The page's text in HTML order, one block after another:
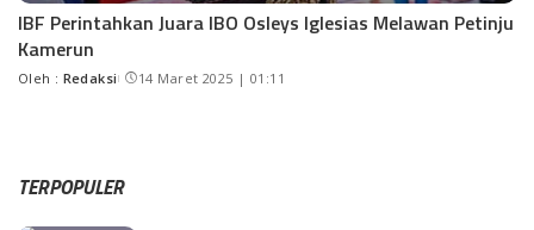
IBF Perintahkan Juara IBO Osleys Iglesias Melawan Petinju
Kamerun
Oleh : Redaksi 14 Maret 2025 | 01:11
TERPOPULER